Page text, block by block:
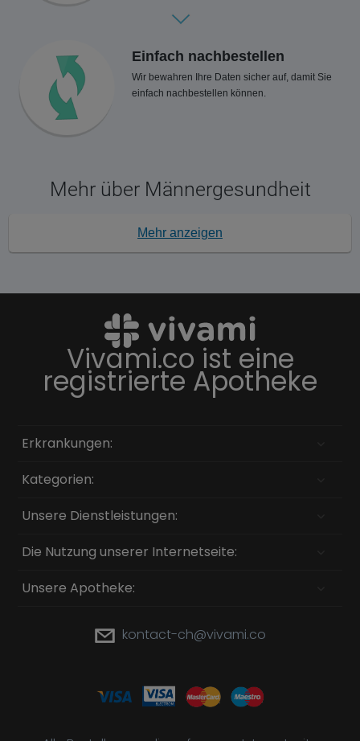
Einfach nachbestellen
Wir bewahren Ihre Daten sicher auf, damit Sie
einfach nachbestellen können.
Mehr über Männergesundheit
Mehr anzeigen
Vivami.co ist eine
registrierte Apotheke
Erkrankungen:
Kategorien:
Unsere Dienstleistungen:
Die Nutzung unserer Internetseite:
Unsere Apotheke:
kontact-ch@vivami.co